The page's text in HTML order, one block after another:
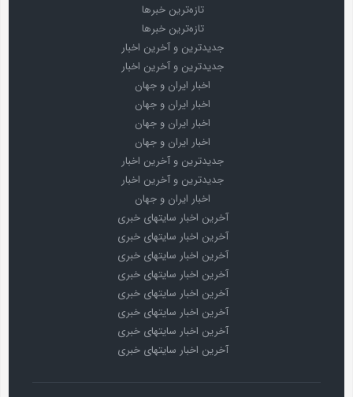
تازه‌ترین خبرها
تازه‌ترین خبرها
جدیدترین و آخرین اخبار
جدیدترین و آخرین اخبار
اخبار ایران و جهان
اخبار ایران و جهان
اخبار ایران و جهان
اخبار ایران و جهان
جدیدترین و آخرین اخبار
جدیدترین و آخرین اخبار
اخبار ایران و جهان
آخرین اخبار سایتهای خبری
آخرین اخبار سایتهای خبری
آخرین اخبار سایتهای خبری
آخرین اخبار سایتهای خبری
آخرین اخبار سایتهای خبری
آخرین اخبار سایتهای خبری
آخرین اخبار سایتهای خبری
آخرین اخبار سایتهای خبری